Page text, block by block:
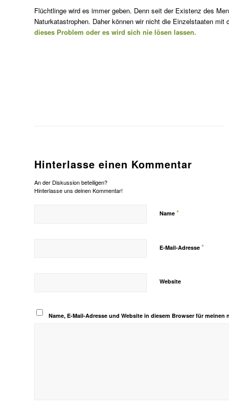
Flüchtlinge wird es immer geben. Denn seit der Existenz des
Naturkatastrophen. Daher können wir nicht die Einzelstaaten mit
dieses Problem oder es wird sich nie lösen lassen.
Hinterlasse einen Kommentar
An der Diskussion beteiligen?
Hinterlasse uns deinen Kommentar!
Name *
E-Mail-Adresse *
Website
Name, E-Mail-Adresse und Website in diesem Browser für meinen